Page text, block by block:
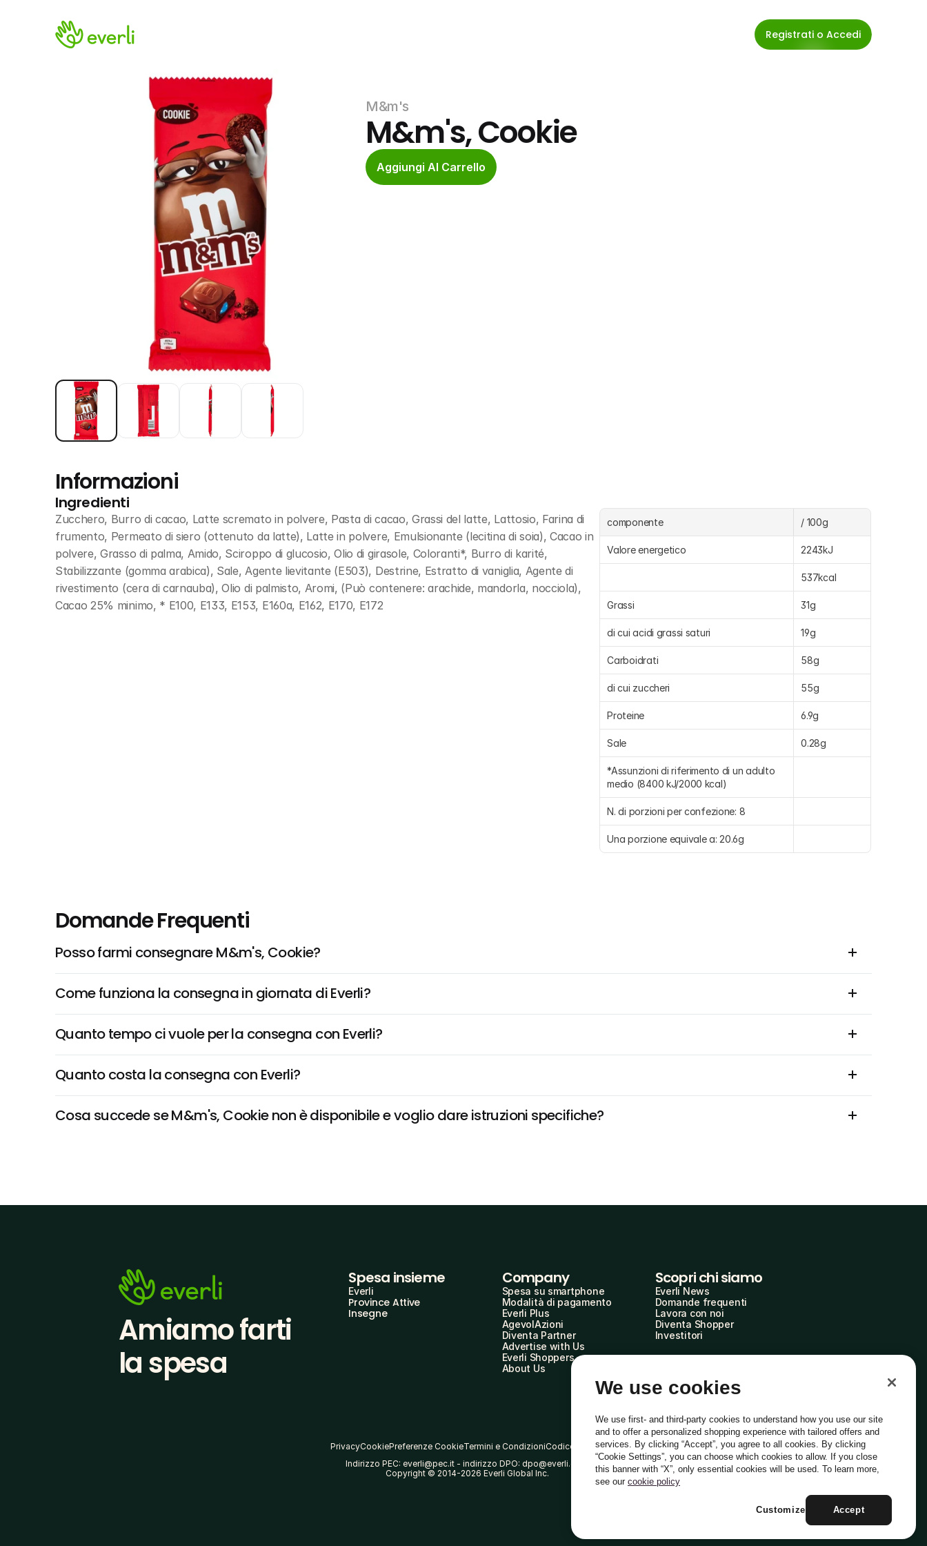
Registrati o Accedi
M&m's
M&m's, Cookie
Aggiungi Al Carrello
Informazioni
Ingredienti
Zucchero, Burro di cacao, Latte scremato in polvere, Pasta di cacao, Grassi del latte, Lattosio, Farina di
frumento, Permeato di siero (ottenuto da latte), Latte in polvere, Emulsionante (lecitina di soia), Cacao in
polvere, Grasso di palma, Amido, Sciroppo di glucosio, Olio di girasole, Coloranti*, Burro di karité,
Stabilizzante (gomma arabica), Sale, Agente lievitante (E503), Destrine, Estratto di vaniglia, Agente di
rivestimento (cera di carnauba), Olio di palmisto, Aromi, (Può contenere: arachide, mandorla, nocciola),
Cacao 25% minimo, * E100, E133, E153, E160a, E162, E170, E172
componente / 100g
Valore energetico 2243kJ
537kcal
Grassi 31g
di cui acidi grassi saturi 19g
Carboidrati 58g
di cui zuccheri 55g
Proteine 6.9g
Sale 0.28g
*Assunzioni di riferimento di un adulto
medio (8400 kJ/2000 kcal)
N. di porzioni per confezione: 8
Una porzione equivale a: 20.6g
Domande Frequenti
Posso farmi consegnare M&m's, Cookie?
Come funziona la consegna in giornata di Everli?
Quanto tempo ci vuole per la consegna con Everli?
Quanto costa la consegna con Everli?
Cosa succede se M&m's, Cookie non è disponibile e voglio dare istruzioni specifiche?
Amiamo farti
la spesa
Spesa insieme
Everli
Province Attive
Insegne
Company
Spesa su smartphone
Modalità di pagamento
Everli Plus
AgevolAzioni
Diventa Partner
Advertise with Us
Everli Shoppers
About Us
Scopri chi siamo
Everli News
Domande frequenti
Lavora con noi
Diventa Shopper
Investitori
PrivacyCookiePreferenze CookieTermini e CondizioniCodice Etico
Indirizzo PEC: everli@pec.it - indirizzo DPO: dpo@everli.com
Copyright © 2014-2026 Everli Global Inc.
Italiano
We use cookies
We use first- and third-party cookies to understand how you use our site
and to offer a personalized shopping experience with tailored offers and
services. By clicking “Accept”, you agree to all cookies. By clicking
“Cookie Settings”, you can choose which cookies to allow. If you close
this banner with “X”, only essential cookies will be used. To learn more,
see our cookie policy
Accept
Customize